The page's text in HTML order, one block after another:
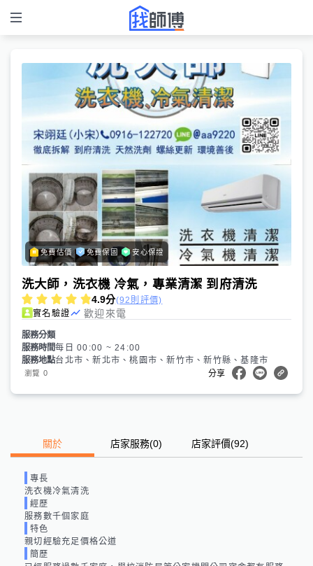
免費估價 免費保固 安心保證
洗大師，洗衣機 冷氣，專業清潔 到府清洗
4.9分(92則評價)
實名驗證
歡迎來電
服務分類
服務時間每日 00:00 ~ 24:00
服務地點台北市、新北市、桃園市、新竹市、新竹縣、基隆市
瀏覽 0 分享
關於 店家服務(0) 店家評價(92)
專長
洗衣機冷氣清洗
經歷
服務數千個家庭
特色
親切經驗充足價格公道
簡歷